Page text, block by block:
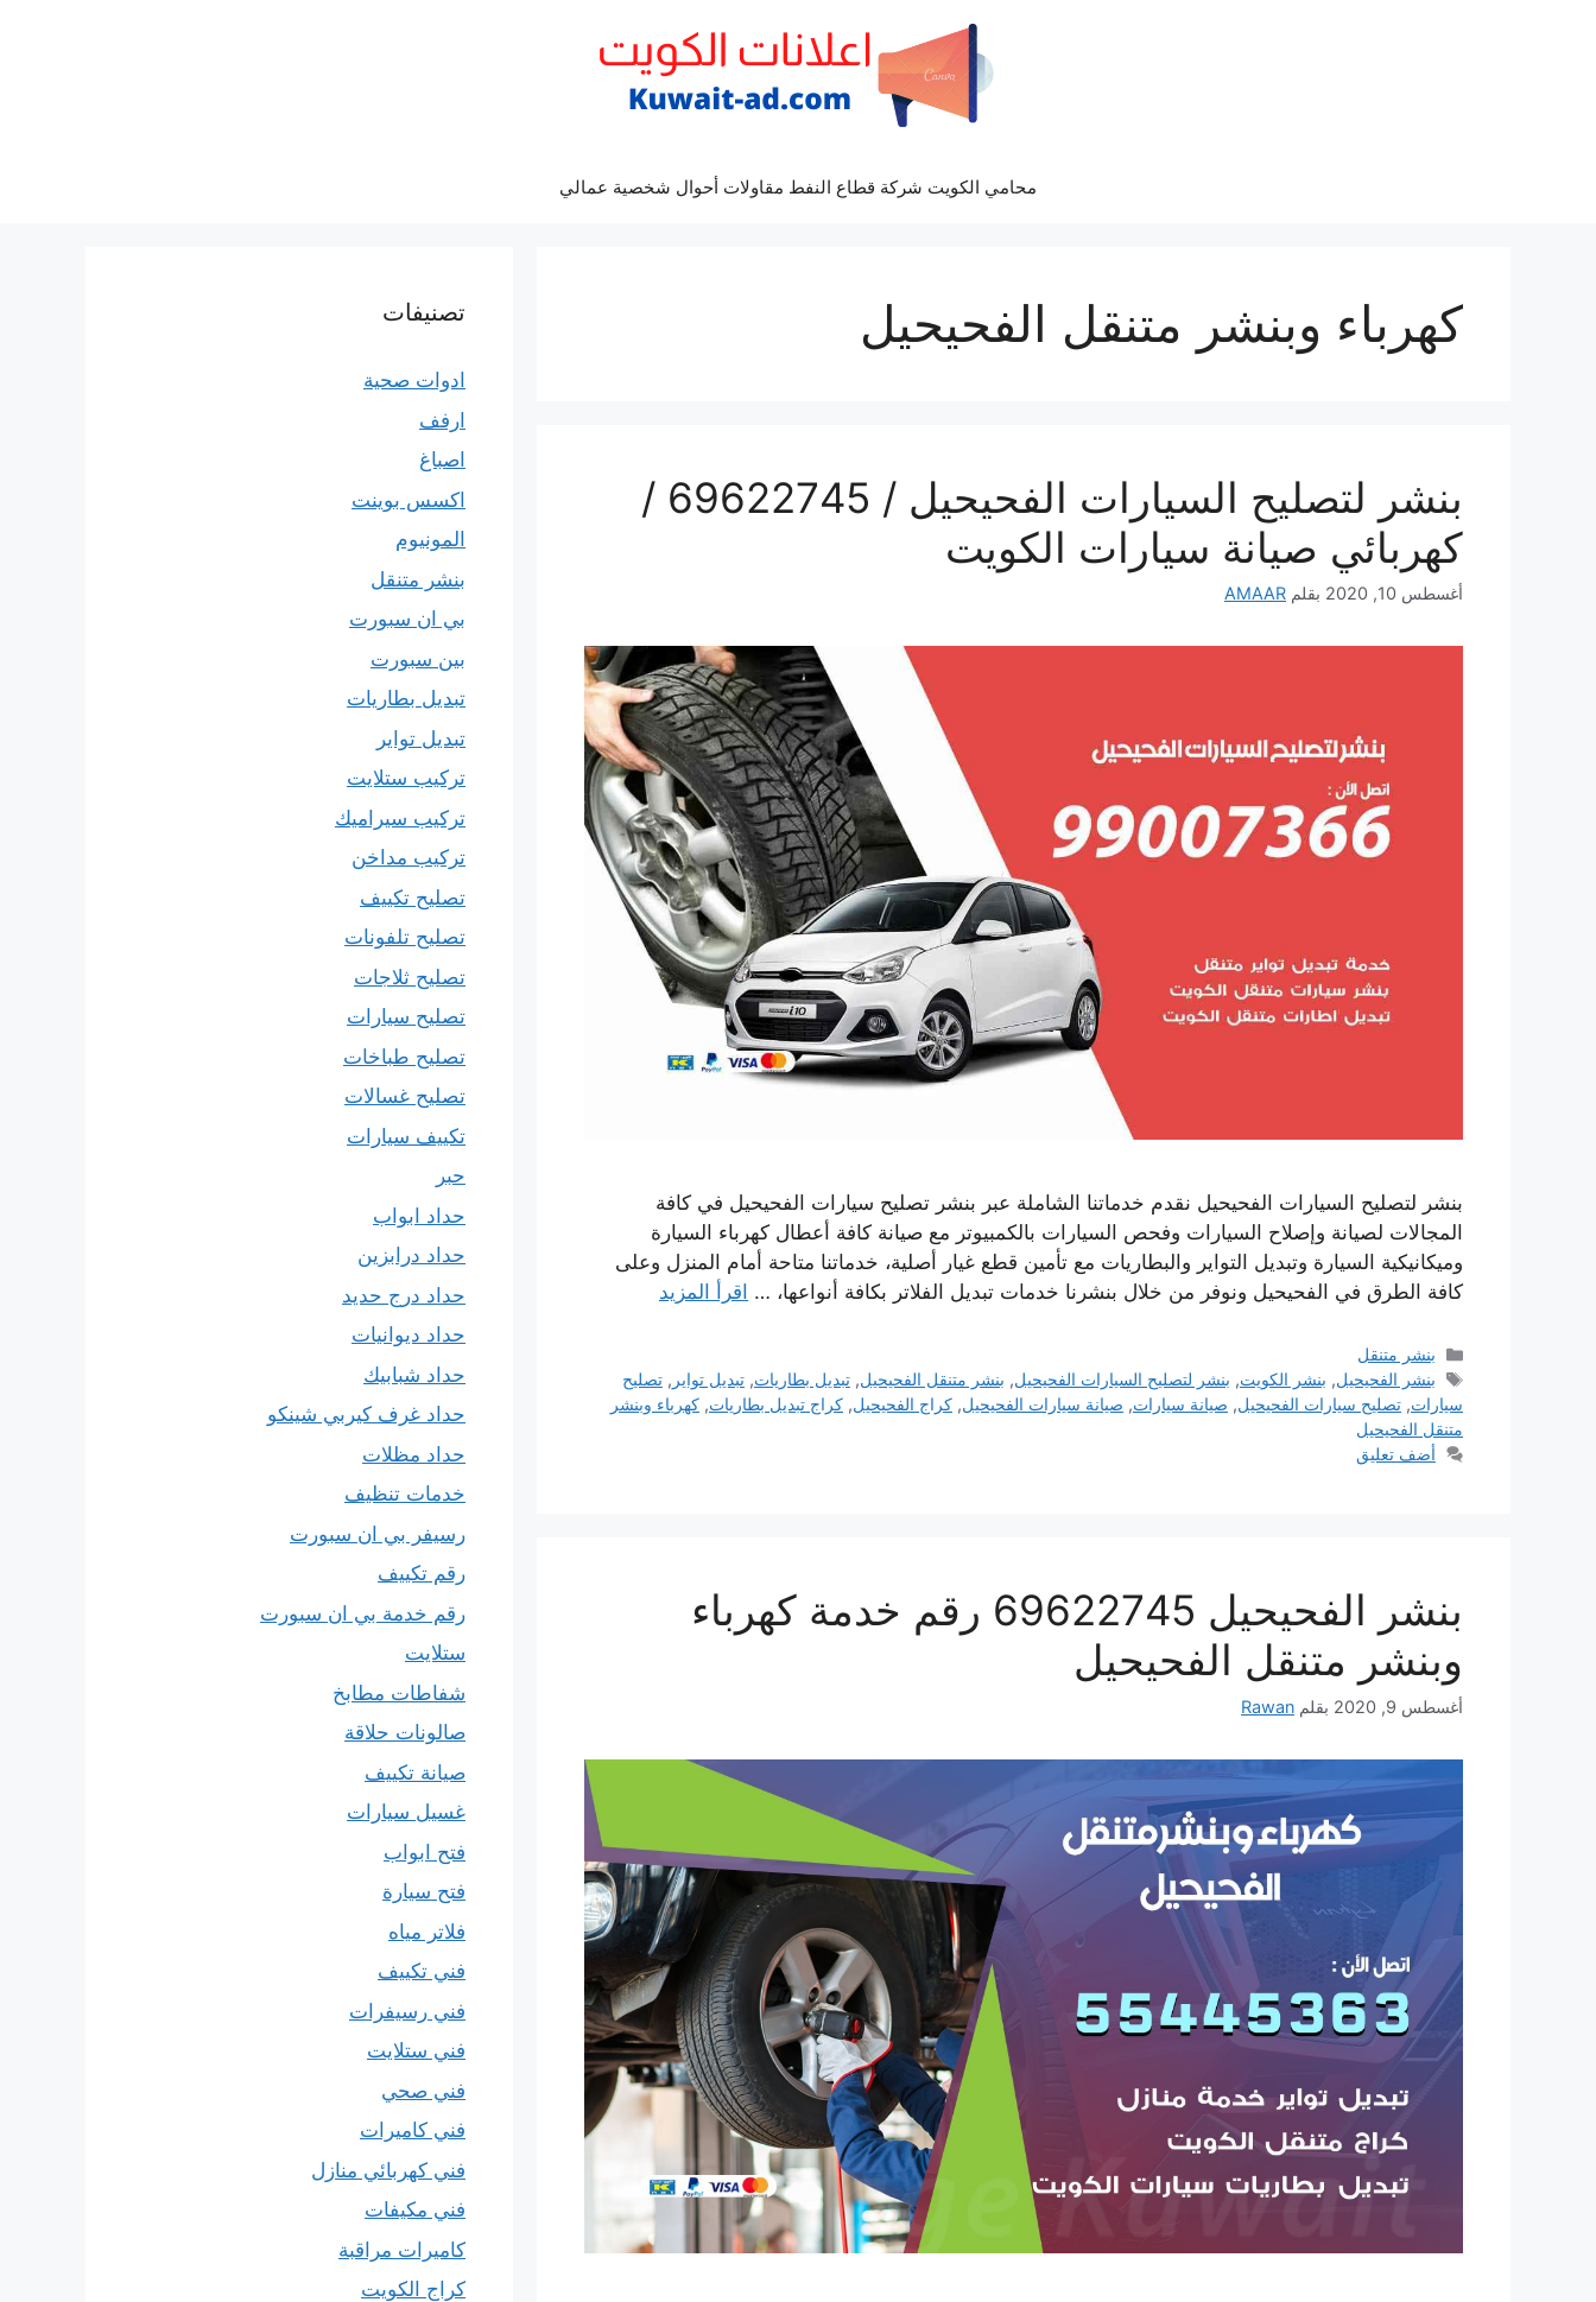
محامي الكويت شركة قطاع النفط مقاولات أحوال شخصية عمالي
كهرباء وبنشر متنقل الفحيحيل
بنشر لتصليح السيارات الفحيحيل / 69622745 /
كهربائي صيانة سيارات الكويت
أغسطس 10, 2020 بقلم AMAAR
بنشر لتصليح السيارات الفحيحيل نقدم خدماتنا الشاملة عبر بنشر تصليح سيارات الفحيحيل في كافة
المجالات لصيانة وإصلاح السيارات وفحص السيارات بالكمبيوتر مع صيانة كافة أعطال كهرباء السيارة
وميكانيكية السيارة وتبديل التواير والبطاريات مع تأمين قطع غيار أصلية، خدماتنا متاحة أمام المنزل وعلى
كافة الطرق في الفحيحيل ونوفر من خلال بنشرنا خدمات تبديل الفلاتر بكافة أنواعها، … اقرأ المزيد
التصنيفات
بنشر متنقل
الوسوم
بنشر الفحيحيل, بنشر الكويت, بنشر لتصليح السيارات الفحيحيل, بنشر متنقل الفحيحيل,تبديل بطاريات,تبديل تواير ,تصليح
سيارات, تصليح سيارات الفحيحيل, صيانة سيارات, صيانة سيارات الفحيحيل, كراج الفحيحيل, كراج تبديل بطاريات, كهرباء وبنشر
متنقل الفحيحيل
أضف تعليق
بنشر الفحيحيل 69622745 رقم خدمة كهرباء
وبنشر متنقل الفحيحيل
أغسطس 9, 2020 بقلم Rawan
تصنيفات
ادوات صحية
ارفف
اصباغ
اكسس بوينت
المونيوم
بنشر متنقل
بي ان سبورت
بين سبورت
تبديل بطاريات
تبديل تواير
تركيب ستلايت
تركيب سيراميك
تركيب مداخن
تصليح تكييف
تصليح تلفونات
تصليح ثلاجات
تصليح سيارات
تصليح طباخات
تصليح غسالات
تكييف سيارات
حبر
حداد ابواب
حداد درابزين
حداد درج حديد
حداد ديوانيات
حداد شبابيك
حداد غرف كيربي شينكو
حداد مظلات
خدمات تنظيف
رسيفر بي ان سبورت
رقم تكييف
رقم خدمة بي ان سبورت
ستلايت
شفاطات مطابخ
صالونات حلاقة
صيانة تكييف
غسيل سيارات
فتح ابواب
فتح سيارة
فلاتر مياه
فني تكييف
فني رسيفرات
فني ستلايت
فني صحي
فني كاميرات
فني كهربائي منازل
فني مكيفات
كاميرات مراقبة
كراج الكويت